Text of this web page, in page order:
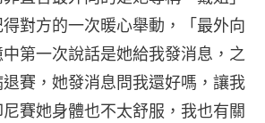
對方的一次暖心舉動，「最外向
第一次說話是她給我發消息，之
賽，她發消息問我還好嗎，讓我
賽她身體也不太舒服，我也有關